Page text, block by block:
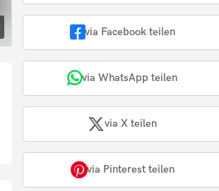
via Facebook teilen
via WhatsApp teilen
via X teilen
via Pinterest teilen